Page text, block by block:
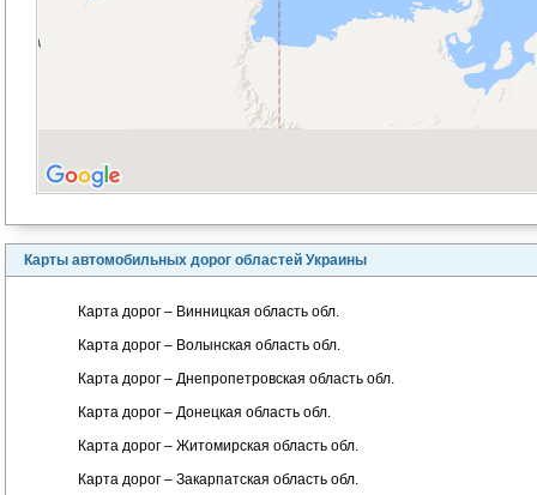
Карты автомобильных дорог областей Украины
Карта дорог – Винницкая область обл.
Карта дорог – Волынская область обл.
Карта дорог – Днепропетровская область обл.
Карта дорог – Донецкая область обл.
Карта дорог – Житомирская область обл.
Карта дорог – Закарпатская область обл.